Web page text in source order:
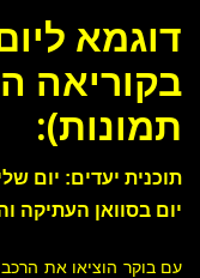
דוגמא
בקוריאה
תמונות):
תוכנית יעדים: יום שלישי, 30
יום בסוואן העתיקה
עם בוקר הוציאו את